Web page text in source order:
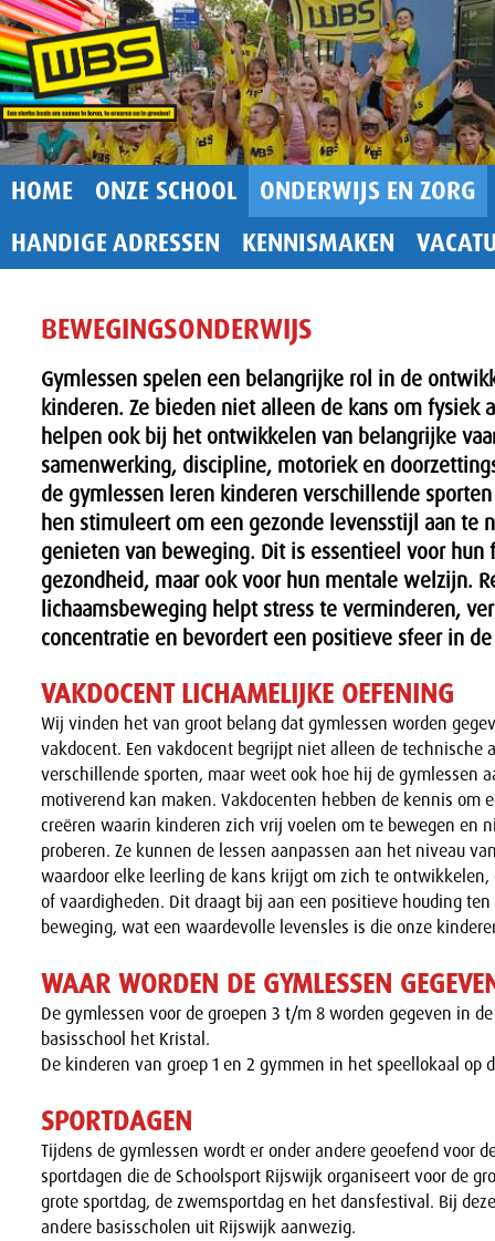
HOME ONZE SCHOOL
ONDERWIJS EN ZORG
HANDIGE ADRESSEN
KENNISMAKEN
BEWEGINGSONDERWIJS
Gymlessen spelen een belangrijke rol in de
kinderen. Ze bieden niet alleen de kans om fysiek
helpen ook bij het ontwikkelen van belangrijke
samenwerking, discipline, motoriek en
de gymlessen leren kinderen verschillende
hen stimuleert om een gezonde levensstijl aan te
genieten van beweging. Dit is essentieel voor hun
gezondheid, maar ook voor hun mentale welzijn.
lichaamsbeweging helpt stress te verminderen,
concentratie en bevordert een positieve sfeer in
VAKDOCENT LICHAMELIJKE OEFENING
Wij vinden het van groot belang dat gymlessen worden
vakdocent. Een vakdocent begrijpt niet alleen de technische
verschillende sporten, maar weet ook hoe hij de gymlessen
motiverend kan maken. Vakdocenten hebben de kennis om
creëren waarin kinderen zich vrij voelen om te bewegen en
proberen. Ze kunnen de lessen aanpassen aan het niveau
waardoor elke leerling de kans krijgt om zich te
of vaardigheden. Dit draagt bij aan een positieve houding
beweging, wat een waardevolle levensles is die onze
WAAR WORDEN DE GYMLESSEN
De gymlessen voor de groepen 3 t/m 8 worden gegeven in
basisschool het Kristal.
De kinderen van groep 1 en 2 gymmen in het speellokaal op
SPORTDAGEN
Tijdens de gymlessen wordt er onder andere geoefend voor
sportdagen die de Schoolsport Rijswijk organiseert voor de
grote sportdag, de zwemsportdag en het dansfestival. Bij
andere basisscholen uit Rijswijk aanwezig.